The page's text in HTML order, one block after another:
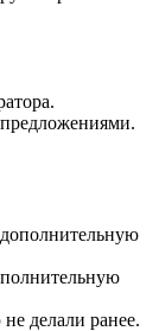
делали ранее.